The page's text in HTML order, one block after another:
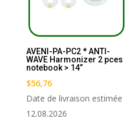
AVENI-PA-PC2 * ANTI-
WAVE Harmonizer 2 pces
notebook > 14’’
$56,76
Date de livraison estimée
12.08.2026